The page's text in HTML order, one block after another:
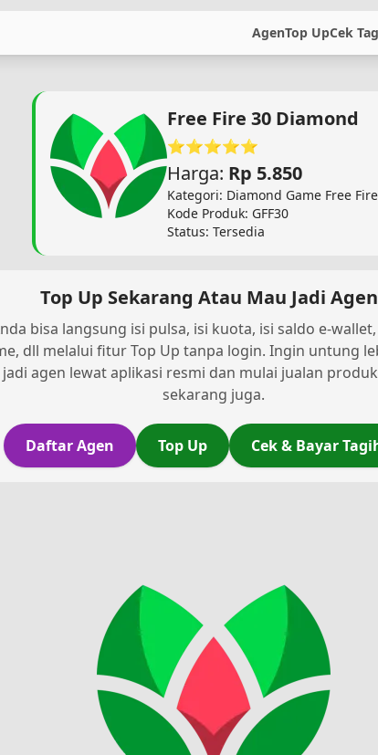
AgenTop UpCek
Free Fire 30 Diamond
⭐⭐⭐⭐⭐
Harga: Rp 5.850
Kategori: Diamond Game Free Fire
Kode Produk: GFF30
Status: Tersedia
Top Up Sekarang Atau Mau Jadi
bisa langsung isi pulsa, isi kuota, isi saldo e-
dll melalui fitur Top Up tanpa login. Ingin untung
jadi agen lewat aplikasi resmi dan mulai jualan
sekarang juga.
Daftar Agen Top Up Cek & Bayar